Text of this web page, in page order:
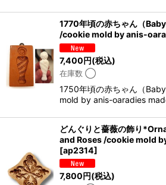
1770年頃の赤ちゃん（
/cookie mold by anis-
7,400円(税込)
在庫数 ◯
1750年頃の赤ちゃん（
mold by anis-oaradies
どんぐりと薔薇の飾り
and Roses /cookie mold
[ap2314]
7,800円(税込)